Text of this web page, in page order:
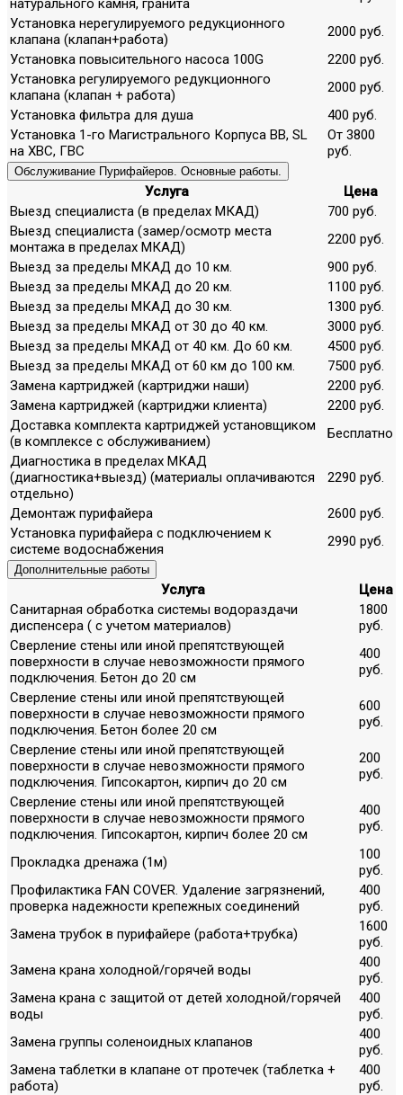
натурального камня, гранита
Установка нерегулируемого редукционного
клапана (клапан+работа)
2000 руб.
Установка повысительного насоса 100G
2200 руб.
Установка регулируемого редукционного
клапана (клапан + работа)
2000 руб.
Установка фильтра для душа
400 руб.
Установка 1-го Магистрального Корпуса ВВ, SL
на ХВС, ГВС
От 3800
руб.
Обслуживание Пурифайеров. Основные работы.
Услуга
Цена
Выезд специалиста (в пределах МКАД)
700 руб.
Выезд специалиста (замер/осмотр места
монтажа в пределах МКАД)
2200 руб.
Выезд за пределы МКАД до 10 км.
900 руб.
Выезд за пределы МКАД до 20 км.
1100 руб.
Выезд за пределы МКАД до 30 км.
1300 руб.
Выезд за пределы МКАД от 30 до 40 км.
3000 руб.
Выезд за пределы МКАД от 40 км. До 60 км.
4500 руб.
Выезд за пределы МКАД от 60 км до 100 км.
7500 руб.
Замена картриджей (картриджи наши)
2200 руб.
Замена картриджей (картриджи клиента)
2200 руб.
Доставка комплекта картриджей установщиком
(в комплексе с обслуживанием)
Бесплатно
Диагностика в пределах МКАД
(диагностика+выезд) (материалы оплачиваются
отдельно)
2290 руб.
Демонтаж пурифайера
2600 руб.
Установка пурифайера с подключением к
системе водоснабжения
2990 руб.
Дополнительные работы
Услуга
Цена
Санитарная обработка системы водораздачи
диспенсера ( с учетом материалов)
1800
руб.
Сверление стены или иной препятствующей
поверхности в случае невозможности прямого
подключения. Бетон до 20 см
400
руб.
Сверление стены или иной препятствующей
поверхности в случае невозможности прямого
подключения. Бетон более 20 см
600
руб.
Сверление стены или иной препятствующей
поверхности в случае невозможности прямого
подключения. Гипсокартон, кирпич до 20 см
200
руб.
Сверление стены или иной препятствующей
поверхности в случае невозможности прямого
подключения. Гипсокартон, кирпич более 20 см
400
руб.
Прокладка дренажа (1м)
100
руб.
Профилактика FAN COVER. Удаление загрязнений,
проверка надежности крепежных соединений
400
руб.
Замена трубок в пурифайере (работа+трубка)
1600
руб.
Замена крана холодной/горячей воды
400
руб.
Замена крана с защитой от детей холодной/горячей
воды
400
руб.
Замена группы соленоидных клапанов
400
руб.
Замена таблетки в клапане от протечек (таблетка +
работа)
400
руб.